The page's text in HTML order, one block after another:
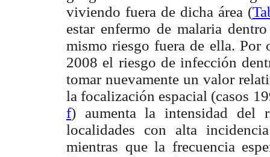
viviendo fuera de dicha área (
estar enfermo de malaria
mismo riesgo fuera de ella.
2008 el riesgo de infección
tomar nuevamente un valor
la focalización espacial (casos
f) aumenta la intensidad del
localidades con alta
mientras que la frecuencia